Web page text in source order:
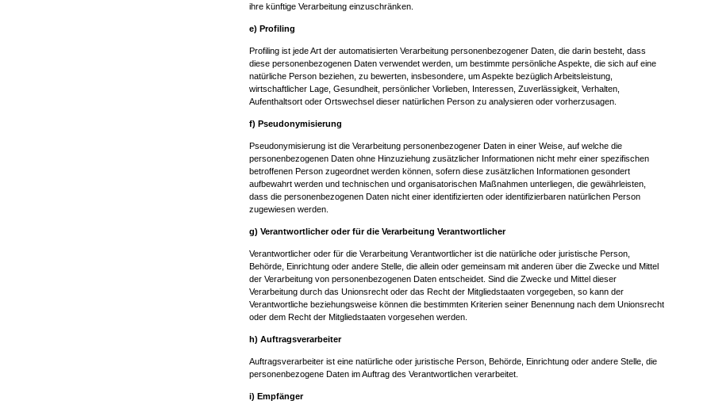
ihre künftige Verarbeitung einzuschränken.
e) Profiling
Profiling ist jede Art der automatisierten Verarbeitung personenbezogener Daten, die darin besteht, dass
diese personenbezogenen Daten verwendet werden, um bestimmte persönliche Aspekte, die sich auf eine
natürliche Person beziehen, zu bewerten, insbesondere, um Aspekte bezüglich Arbeitsleistung,
wirtschaftlicher Lage, Gesundheit, persönlicher Vorlieben, Interessen, Zuverlässigkeit, Verhalten,
Aufenthaltsort oder Ortswechsel dieser natürlichen Person zu analysieren oder vorherzusagen.
f) Pseudonymisierung
Pseudonymisierung ist die Verarbeitung personenbezogener Daten in einer Weise, auf welche die
personenbezogenen Daten ohne Hinzuziehung zusätzlicher Informationen nicht mehr einer spezifischen
betroffenen Person zugeordnet werden können, sofern diese zusätzlichen Informationen gesondert
aufbewahrt werden und technischen und organisatorischen Maßnahmen unterliegen, die gewährleisten,
dass die personenbezogenen Daten nicht einer identifizierten oder identifizierbaren natürlichen Person
zugewiesen werden.
g) Verantwortlicher oder für die Verarbeitung Verantwortlicher
Verantwortlicher oder für die Verarbeitung Verantwortlicher ist die natürliche oder juristische Person,
Behörde, Einrichtung oder andere Stelle, die allein oder gemeinsam mit anderen über die Zwecke und Mittel
der Verarbeitung von personenbezogenen Daten entscheidet. Sind die Zwecke und Mittel dieser
Verarbeitung durch das Unionsrecht oder das Recht der Mitgliedstaaten vorgegeben, so kann der
Verantwortliche beziehungsweise können die bestimmten Kriterien seiner Benennung nach dem Unionsrecht
oder dem Recht der Mitgliedstaaten vorgesehen werden.
h) Auftragsverarbeiter
Auftragsverarbeiter ist eine natürliche oder juristische Person, Behörde, Einrichtung oder andere Stelle, die
personenbezogene Daten im Auftrag des Verantwortlichen verarbeitet.
i) Empfänger